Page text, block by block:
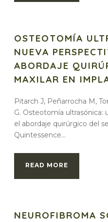
OSTEOTOMÍA
NUEVA
ABORDAJE
MAXILAR EN
Pitarch J, Peñarrocha M,
G. Osteotomía ultrasónica:
el abordaje quirúrgico del
Quintessence...
READ MORE
NEUROFIBROMA